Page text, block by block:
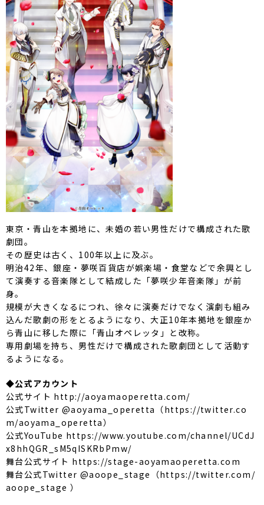
東京・青山を本拠地に、未婚の若い男性だけで構成された歌
劇団。
その歴史は古く、100年以上に及ぶ。
明治42年、銀座・夢咲百貨店が娯楽場・食堂などで余興とし
て演奏する音楽隊として結成した「夢咲少年音楽隊」が前
身。
規模が大きくなるにつれ、徐々に演奏だけでなく演劇も組み
込んだ歌劇の形をとるようになり、大正10年本拠地を銀座か
ら青山に移した際に「青山オペレッタ」と改称。
専用劇場を持ち、男性だけで構成された歌劇団として活動す
るようになる。
◆公式アカウント
公式サイト http://aoyamaoperetta.com/
公式Twitter @aoyama_operetta（https://twitter.co
m/aoyama_operetta）
公式YouTube https://www.youtube.com/channel/UCdJ
x8hhQGR_sM5qISKRbPmw/
舞台公式サイト https://stage-aoyamaoperetta.com
舞台公式Twitter @aoope_stage（https://twitter.com/
aoope_stage ）